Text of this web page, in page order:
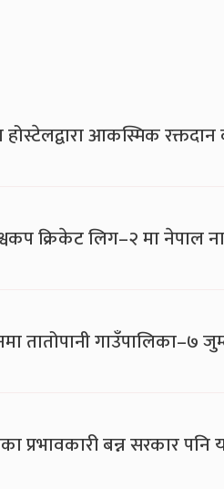
होस्टेलद्वारा आकस्मिक
क्रिकेट लिग–२ मा नेपाल
तातोपानी गाउँपालिका–७
प्रभावकारी बन्न सरकार पनि